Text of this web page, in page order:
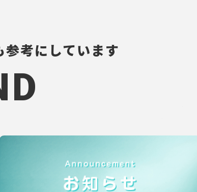
考にしています